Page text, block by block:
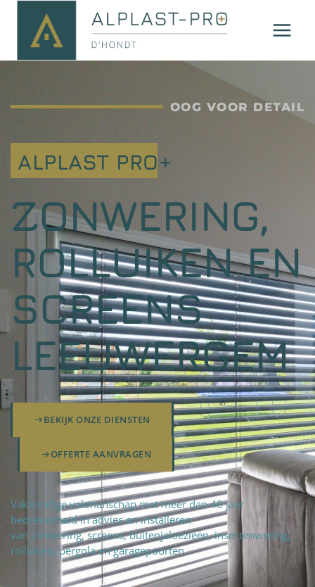
OOG VOOR DETAIL
ALPLAST PRO+
ZONWERING,
ROLLUIKEN EN
SCREENS
LEEUWERGEM
BEKIJK ONZE DIENSTEN
OFFERTE AANVRAGEN
Vakkundige vakmanschap met meer dan 40 jaar
bedrevenheid in advies en installeren
van zonwering, screens, buitenjaloezieën, insectenwering,
rolluiken, pergola en garagepoorten.